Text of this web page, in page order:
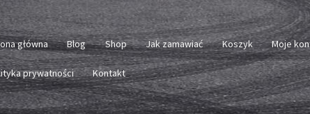
główna Blog Shop Jak zamawiać Koszyk Moje
prywatności Kontakt